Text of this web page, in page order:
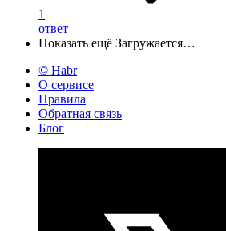
1
ответ
Показать ещё Загружается…
© Habr
О сервисе
Правила
Обратная связь
Блог